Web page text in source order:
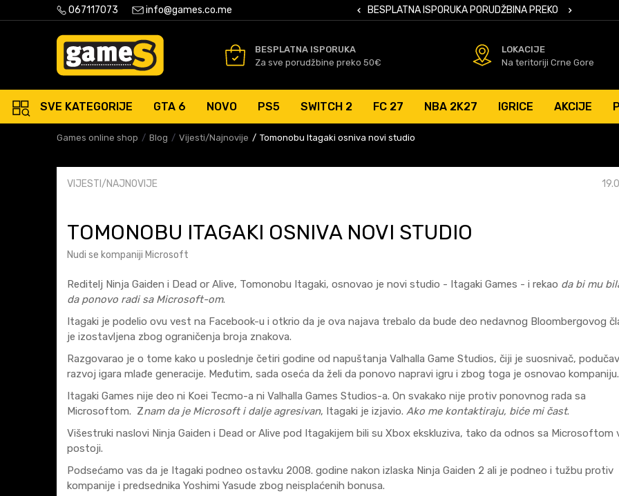
067117073 info@games.co.me
ISPORUKA PORUDŽBINA PREKO 50 EURSIGURNO PLAĆANJE PLATNIM KARTICAMA BESPLATNA ISPORUKA PORUDŽBINA PREKO 50 EURSIGURNO
BESPLATNA ISPORUKA
Za sve porudžbine preko 50€
LOKACIJE
Na teritoriji Crne Gore
SVE KATEGORIJE GTA 6 NOVO PS5 SWITCH 2 FC 27 NBA 2K27 IGRICE AKCIJE
Games online shop Blog Vijesti/Najnovije Tomonobu Itagaki osniva novi studio
VIJESTI/NAJNOVIJE
TOMONOBU ITAGAKI OSNIVA NOVI STUDIO
Nudi se kompaniji Microsoft
Reditelj Ninja Gaiden i Dead or Alive, Tomonobu Itagaki, osnovao je novi studio - Itagaki Games - i rekao da bi mu
da ponovo radi sa Microsoft-om.
Itagaki je podelio ovu vest na Facebook-u i otkrio da je ova najava trebalo da bude deo nedavnog Bloombergovog
je izostavljena zbog ograničenja broja znakova.
Razgovarao je o tome kako u poslednje četiri godine od napuštanja Valhalla Game Studios, čiji je suosnivač,
razvoj igara mlađe generacije. Međutim, sada oseća da želi da ponovo napravi igru i zbog toga je osnovao kompaniju.
Itagaki Games nije deo ni Koei Tecmo-a ni Valhalla Games Studios-a. On svakako nije protiv ponovnog rada sa
Microsoftom. Znam da je Microsoft i dalje agresivan, Itagaki je izjavio. Ako me kontaktiraju, biće mi čast.
Višestruki naslovi Ninja Gaiden i Dead or Alive pod Itagakijem bili su Xbox ekskluziva, tako da odnos sa Microsoftom
postoji.
Podsećamo vas da je Itagaki podneo ostavku 2008. godine nakon izlaska Ninja Gaiden 2 ali je podneo i tužbu protiv
kompanije i predsednika Yoshimi Yasude zbog neisplaćenih bonusa.
VIJESTI/
MAFIA THE OLD
VRHU PRODAJE
Mafia The Old Country
prodajom i donosi novu
priču 2025. godine.
interesantnog za